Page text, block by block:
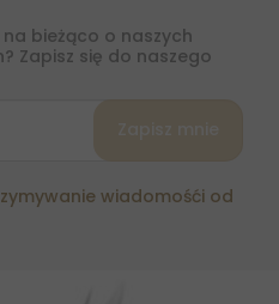
bieżąco o naszych
Zapisz się do naszego
wiadomośći od